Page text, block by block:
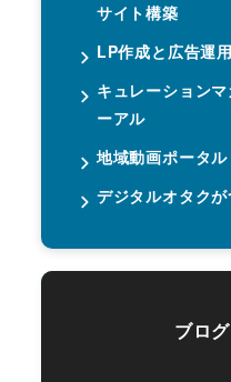
サイト構築
LP作成と広告運
キュレーション
ーアル
地域動画ポータ
デジタルオタクが
ブロ